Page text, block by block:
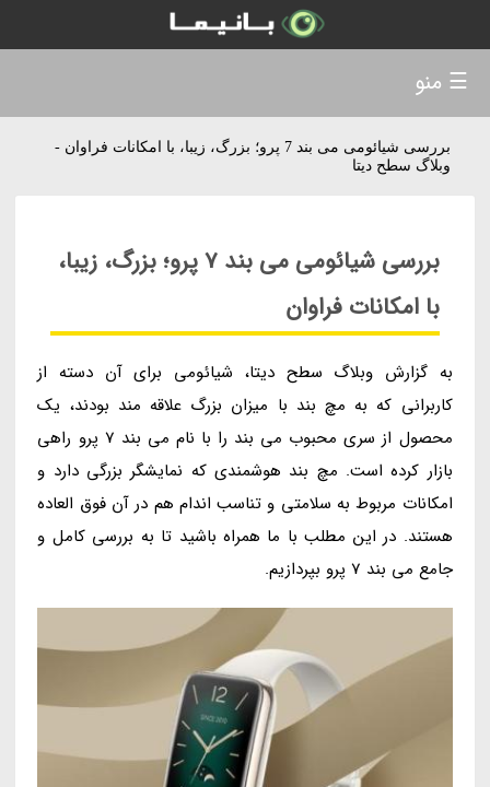
بررسی شیائومی می بند 7 پرو؛ بزرگ، زیبا، با امکانات فراوان -
وبلاگ سطح دیتا
بررسی شیائومی می بند 7 پرو؛ بزرگ، زیبا،
با امکانات فراوان
به گزارش وبلاگ سطح دیتا، شیائومی برای آن دسته از
کاربرانی که به مچ بند با میزان بزرگ علاقه مند بودند، یک
محصول از سری محبوب می بند را با نام می بند 7 پرو راهی
بازار کرده است. مچ بند هوشمندی که نمایشگر بزرگی دارد و
امکانات مربوط به سلامتی و تناسب اندام هم در آن فوق العاده
هستند. در این مطلب با ما همراه باشید تا به بررسی کامل و
جامع می بند 7 پرو بپردازیم.
☰ منو